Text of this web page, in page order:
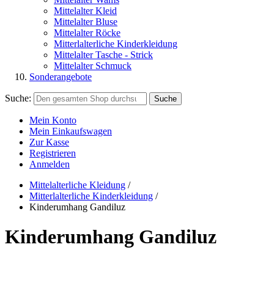
Mittelalter Kleid
Mittelalter Bluse
Mittelalter Röcke
Mitterlalterliche Kinderkleidung
Mittelalter Tasche - Strick
Mittelalter Schmuck
Sonderangebote
Suche: Suche
Mein Konto
Mein Einkaufswagen
Zur Kasse
Registrieren
Anmelden
Mittelalterliche Kleidung /
Mitterlalterliche Kinderkleidung /
Kinderumhang Gandiluz
Kinderumhang Gandiluz